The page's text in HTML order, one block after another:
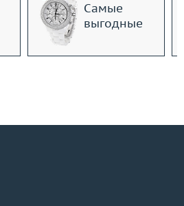
Самые
выгодные